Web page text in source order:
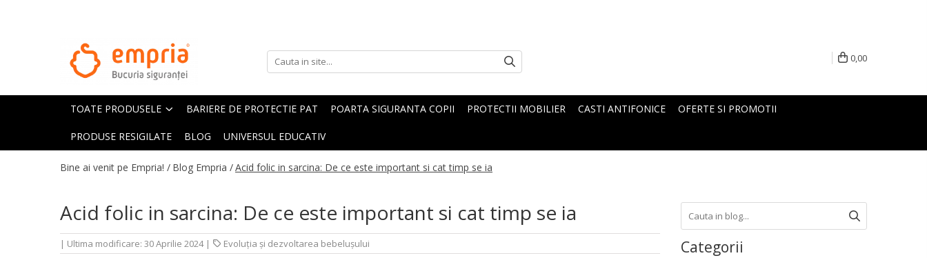
TOATE PRODUSELE
Oferte Protectii Laterale Pat
Bariere protectie pentru pat
Aparatori laterale patut bebe
Banda protectie mobila copii
Sigurante pentru sertare si usi
Sigurante geamuri si usi glisante
Kituri de siguranta pentru copii si
0,00
TOATE PRODUSELE BARIERE DE PROTECTIE PAT POARTA SIGURANTA COPII PROTECTII MOBILIER CASTI ANTIFONICE OFERTE SI PROMOTII
PRODUSE RESIGILATE BLOG UNIVERSUL EDUCATIV
Bine ai venit pe Empria! / Blog Empria /Acid folic in sarcina: De ce este important si cat timp se ia
Acid folic in sarcina: De ce este important si cat timp se ia
| Ultima modificare: 30 Aprilie 2024| Evoluția și dezvoltarea bebelușului Categorii